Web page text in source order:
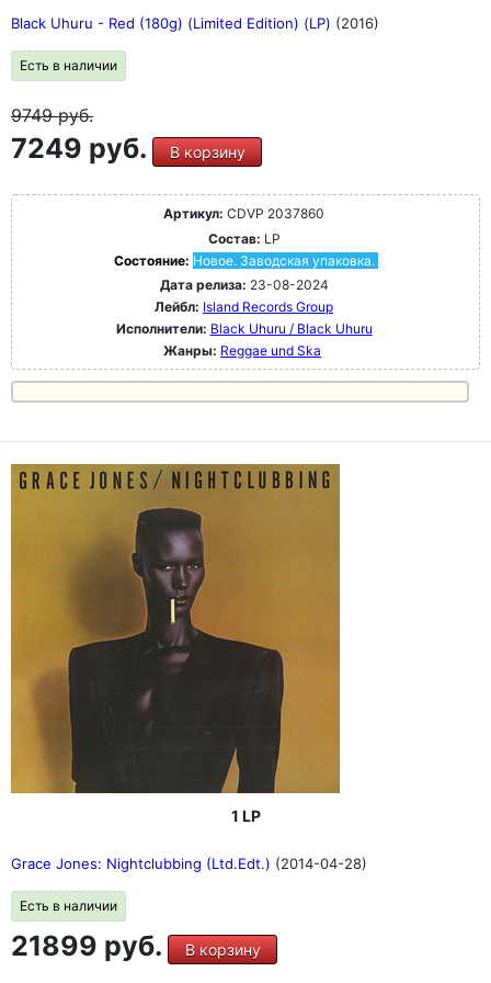
Black Uhuru - Red (180g) (Limited Edition) (LP) (2016)
Есть в наличии
9749руб.
7249 руб. В корзину
Артикул: CDVP 2037860
Состав: LP
Состояние: Новое. Заводская упаковка.
Дата релиза: 23-08-2024
Лейбл: Island Records Group
Исполнители: Black Uhuru / Black Uhuru
Жанры: Reggae und Ska
1 LP
Grace Jones: Nightclubbing (Ltd.Edt.) (2014-04-28)
Есть в наличии
21899 руб. В корзину